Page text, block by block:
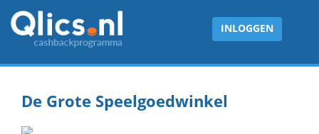
INLOGGEN
De Grote Speelgoedwinkel